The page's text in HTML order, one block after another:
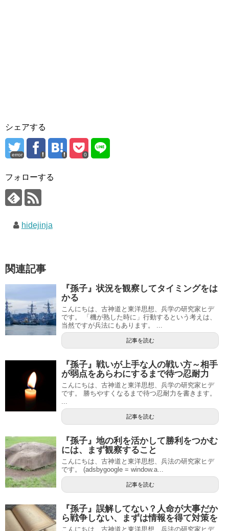
シェアする
error 0
フォローする
hidejinja
関連記事
『孫子』状況を観察してタイミングをは
かる
こんにちは、古神道と東洋思想、兵学の研究家ヒデ
です。 「機が熟した時に」行動するという考えは、
当然ですが兵法にもあります。 ...
記事を読む
『孫子』戦いが上手な人の戦い方～相手
が弱点をあらわにするまで待つ忍耐力
こんにちは、古神道と東洋思想、兵学の研究家ヒデ
です。 勝ちやすくなるまで待つ忍耐力を書きます。
...
記事を読む
『孫子』地の利を活かして勝利をつかむ
には、まず観察すること
こんにちは、古神道と東洋思想、兵法の研究家ヒデ
です。 (adsbygoogle = window.a...
記事を読む
『孫子』誤解してない？人命が大事だか
ら戦争しない、まずは情報を得て対策を
こんにちは、古神道と東洋思想、兵法の研究家ヒデ